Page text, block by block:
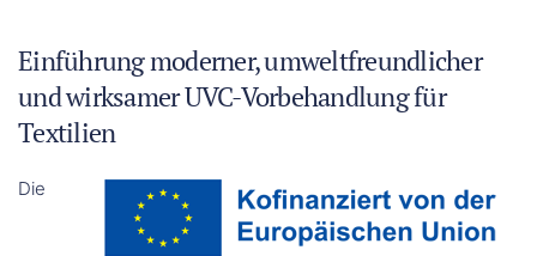
Einführung moderner, umweltfreundlicher
und wirksamer UVC-Vorbehandlung für
Textilien
Die